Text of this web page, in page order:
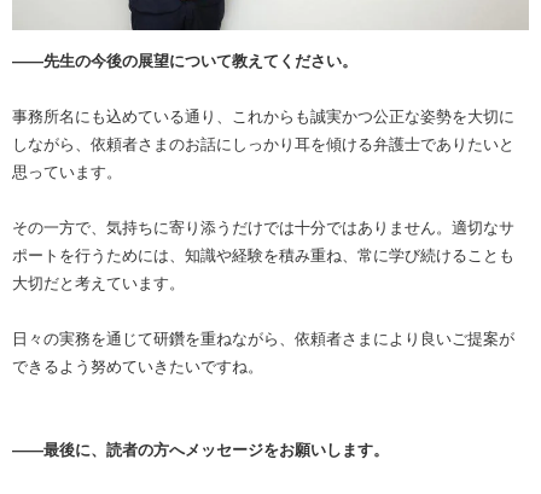
――先生の今後の展望について教えてください。
事務所名にも込めている通り、これからも誠実かつ公正な姿勢を大切に
しながら、依頼者さまのお話にしっかり耳を傾ける弁護士でありたいと
思っています。
その一方で、気持ちに寄り添うだけでは十分ではありません。適切なサ
ポートを行うためには、知識や経験を積み重ね、常に学び続けることも
大切だと考えています。
日々の実務を通じて研鑽を重ねながら、依頼者さまにより良いご提案が
できるよう努めていきたいですね。
――最後に、読者の方へメッセージをお願いします。